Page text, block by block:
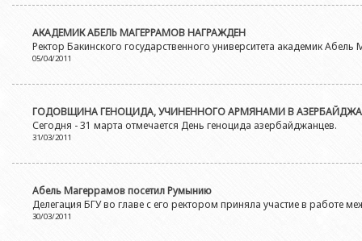
АКАДЕМИК АБЕЛЬ МАГЕРРАМОВ НАГРАЖДЕН
Ректор Бакинского государственного университета академик
05/04/2011
ГОДОВЩИНА ГЕНОЦИДА, УЧИНЕННОГО АРМЯНАМИ В
Сегодня - 31 марта отмечается День геноцида азербайджанцев.
31/03/2011
Абель Магеррамов посетил Румынию
Делегация БГУ во главе с его ректором приняла участие в работе
30/03/2011